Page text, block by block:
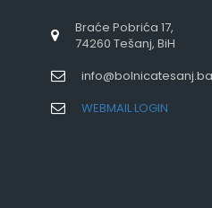
Braće Pobrića 17,
74260 Tešanj, BiH
info@bolnicatesanj.ba
WEBMAIL LOGIN